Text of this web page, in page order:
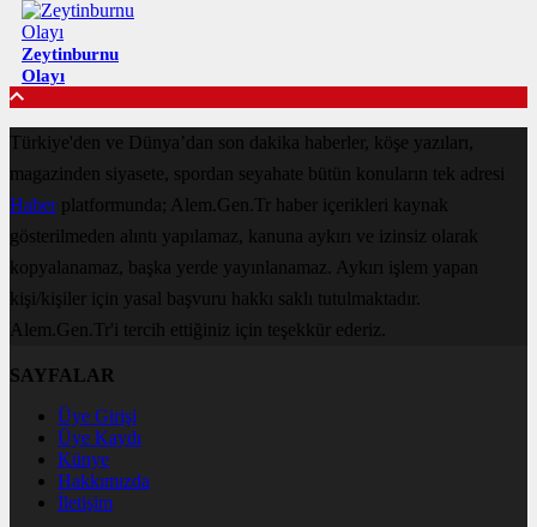
Zeytinburnu
Olayı
Türkiye'den ve Dünya’dan son dakika haberler, köşe yazıları,
magazinden siyasete, spordan seyahate bütün konuların tek adresi
Haberplatformunda; Alem.Gen.Tr haber içerikleri kaynak
gösterilmeden alıntı yapılamaz, kanuna aykırı ve izinsiz olarak
kopyalanamaz, başka yerde yayınlanamaz. Aykırı işlem yapan
kişi/kişiler için yasal başvuru hakkı saklı tutulmaktadır.
Alem.Gen.Tr'i tercih ettiğiniz için teşekkür ederiz.
SAYFALAR
Üye Girişi
Üye Kaydı
Künye
Hakkımızda
İletişim